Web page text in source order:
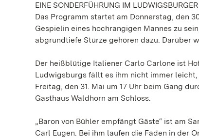
EINE SONDERFÜHRUNG IM
Das Programm startet am Donnerstag, den
Gespielin eines hochrangigen Mannes zu
abgrundtiefe Stürze gehören dazu. Darüber
Der heißblütige Italiener Carlo Carlone ist
Ludwigsburgs fällt es ihm nicht immer
Freitag, den 31. Mai um 17 Uhr beim Gang
Gasthaus Waldhorn am Schloss.
„Baron von Bühler empfängt Gäste“ ist am
Carl Eugen. Bei ihm laufen die Fäden in der